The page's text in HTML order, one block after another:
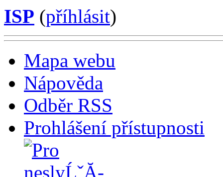
ISP (příhlásit)
Mapa webu
Nápověda
Odběr RSS
Prohlášení přístupnosti